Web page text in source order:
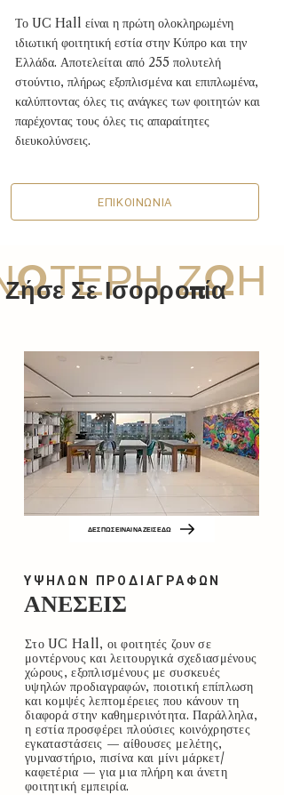
Το UC Hall είναι η πρώτη ολοκληρωμένη
ιδιωτική φοιτητική εστία στην Κύπρο και την
Ελλάδα. Αποτελείται από 255 πολυτελή
στούντιο, πλήρως εξοπλισμένα και επιπλωμένα,
καλύπτοντας όλες τις ανάγκες των φοιτητών και
παρέχοντας τους όλες τις απαραίτητες
διευκολύνσεις.
ΕΠΙΚΟΙΝΩΝΙΑ
ΖΩΗ
Ζήσε Σε Ισορροπία
ΔΕΣ ΠΩΣ ΕΙΝΑΙ ΝΑ ΖΕΙΣ ΕΔΩ
ΥΨΗΛΩΝ ΠΡΟΔΙΑΓΡΑΦΩΝ
ΑΝΕΣΕΙΣ
Στο UC Hall, οι φοιτητές ζουν σε
μοντέρνους και λειτουργικά σχεδιασμένους
χώρους, εξοπλισμένους με συσκευές
υψηλών προδιαγραφών, ποιοτική επίπλωση
και κομψές λεπτομέρειες που κάνουν τη
διαφορά στην καθημερινότητα. Παράλληλα,
η εστία προσφέρει πλούσιες κοινόχρηστες
εγκαταστάσεις — αίθουσες μελέτης,
γυμναστήριο, πισίνα και μίνι μάρκετ/
καφετέρια — για μια πλήρη και άνετη
φοιτητική εμπειρία.